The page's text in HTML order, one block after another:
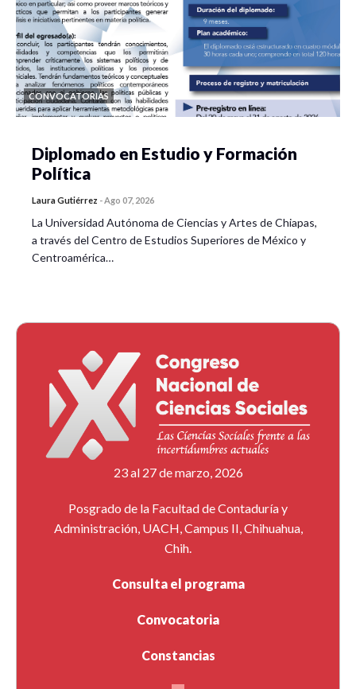
CONVOCATORIAS
Diplomado en Estudio y Formación
Política
Laura Gutiérrez -Ago 07, 2026
La Universidad Autónoma de Ciencias y Artes de Chiapas,
a través del Centro de Estudios Superiores de México y
Centroamérica…
23 al 27 de marzo, 2026
Posgrado de la Facultad de Contaduría y
Administración, UACH, Campus II, Chihuahua,
Chih.
Consulta el programa
Convocatoria
Constancias